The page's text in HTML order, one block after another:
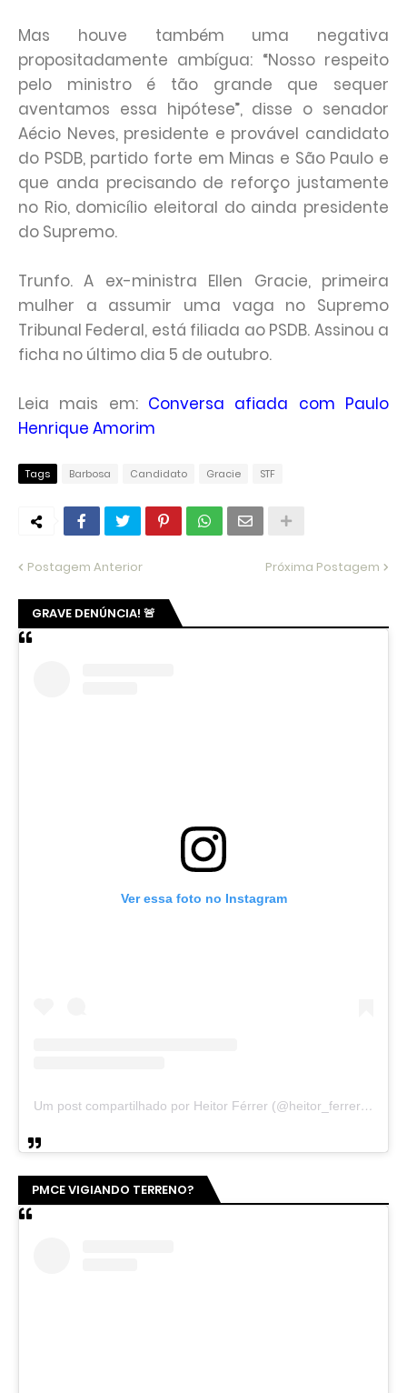
Mas houve também uma negativa
propositadamente ambígua: “Nosso respeito
pelo ministro é tão grande que sequer
aventamos essa hipótese”, disse o senador
Aécio Neves, presidente e provável candidato
do PSDB, partido forte em Minas e São Paulo e
que anda precisando de reforço justamente
no Rio, domicílio eleitoral do ainda presidente
do Supremo.
Trunfo. A ex-ministra Ellen Gracie, primeira
mulher a assumir uma vaga no Supremo
Tribunal Federal, está filiada ao PSDB. Assinou a
ficha no último dia 5 de outubro.
Leia mais em: Conversa afiada com Paulo
Henrique Amorim
Tags Barbosa Candidato Gracie STF
Postagem Anterior Próxima Postagem
GRAVE DENÚNCIA! 🚨
Ver essa foto no Instagram
Um post compartilhado por Heitor Férrer (@heitor_ferrer77)
PMCE VIGIANDO TERRENO?